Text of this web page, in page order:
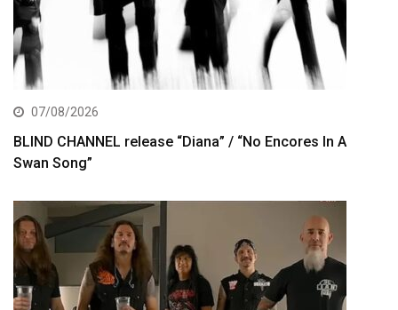
07/08/2026
BLIND CHANNEL release “Diana” / “No Encores In A
Swan Song”